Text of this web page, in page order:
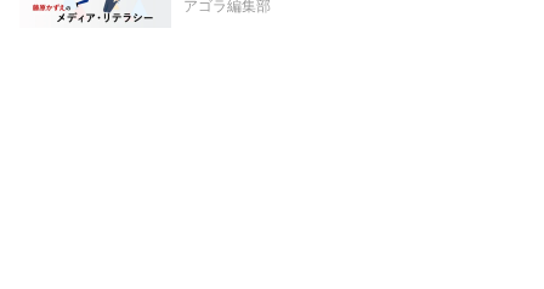
アゴラ編集部